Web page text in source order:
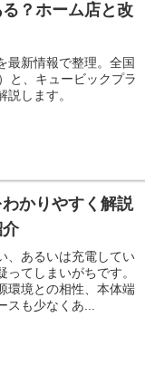
？ホーム店と改
最新情報で整理。全国
と、キュービックプラ
します。
かりやすく解説
介
、あるいは充電してい
てしまいがちです。
環境との相性、本体端
スも少なくあ...